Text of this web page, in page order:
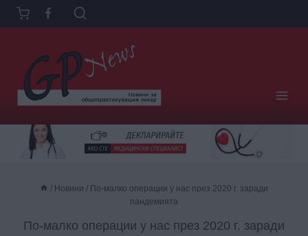
Към
съдържанието
/ Новини / По-малко операции у нас през 2020 г. заради
пандемията
По-малко операции у нас през 2020 г. заради